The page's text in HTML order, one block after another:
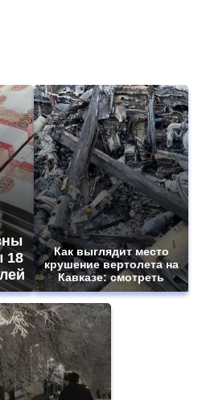
18
Как выглядит место
крушение вертолета на
Кавказе: смотреть